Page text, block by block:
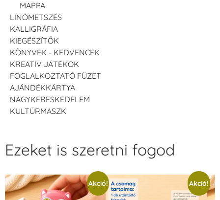
MAPPA
LINÓMETSZÉS
KALLIGRÁFIA
KIEGÉSZÍTŐK
KÖNYVEK - KEDVENCEK
KREATÍV JÁTÉKOK
FOGLALKOZTATÓ FÜZET
AJÁNDÉKKÁRTYA
NAGYKERESKEDELEM
KULTÚRMASZK
Ezeket is szeretni fogod
Akció! Akció!